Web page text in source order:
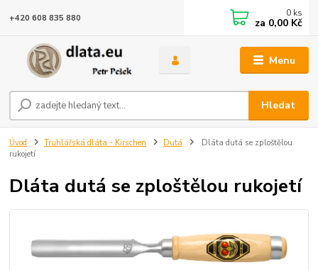
Menu
Hledat
+420 608 835 880 0 ks
za 0,00 Kč
Úvod Truhlářská dláta - Kirschen Dutá
Dláta dutá se zploštělou
rukojetí
Dláta dutá se zploštělou rukojetí